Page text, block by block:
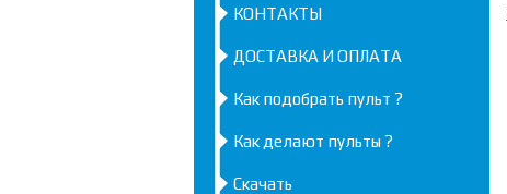
КОНТАКТЫ
ДОСТАВКА И ОПЛАТА
Как подобрать пульт ?
Как делают пульты ?
Скачать